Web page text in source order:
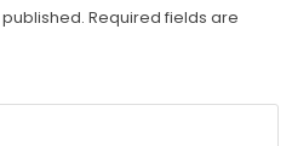
Required fields are